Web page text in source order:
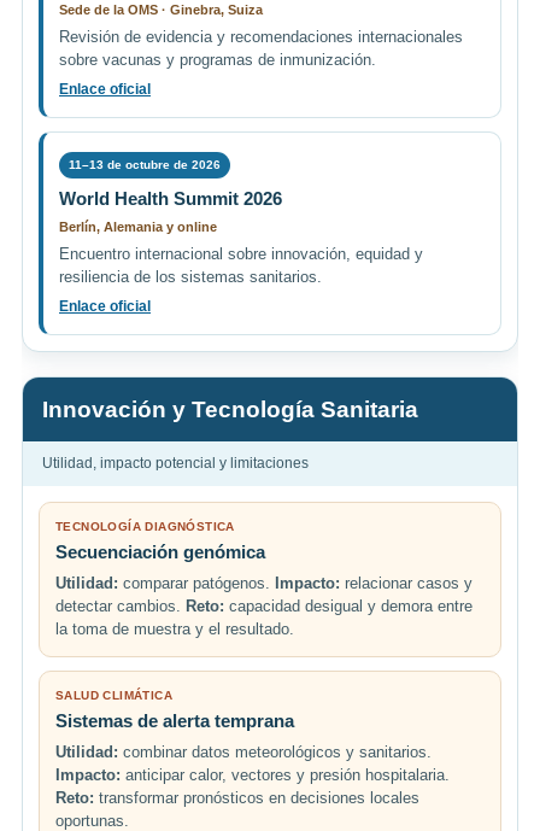
Sede de la OMS · Ginebra, Suiza
Revisión de evidencia y recomendaciones internacionales
sobre vacunas y programas de inmunización.
Enlace oficial
11–13 de octubre de 2026
World Health Summit 2026
Berlín, Alemania y online
Encuentro internacional sobre innovación, equidad y
resiliencia de los sistemas sanitarios.
Enlace oficial
Innovación y Tecnología Sanitaria
Utilidad, impacto potencial y limitaciones
TECNOLOGÍA DIAGNÓSTICA
Secuenciación genómica
Utilidad: comparar patógenos. Impacto: relacionar casos y
detectar cambios. Reto: capacidad desigual y demora entre
la toma de muestra y el resultado.
SALUD CLIMÁTICA
Sistemas de alerta temprana
Utilidad: combinar datos meteorológicos y sanitarios.
Impacto: anticipar calor, vectores y presión hospitalaria.
Reto: transformar pronósticos en decisiones locales
oportunas.